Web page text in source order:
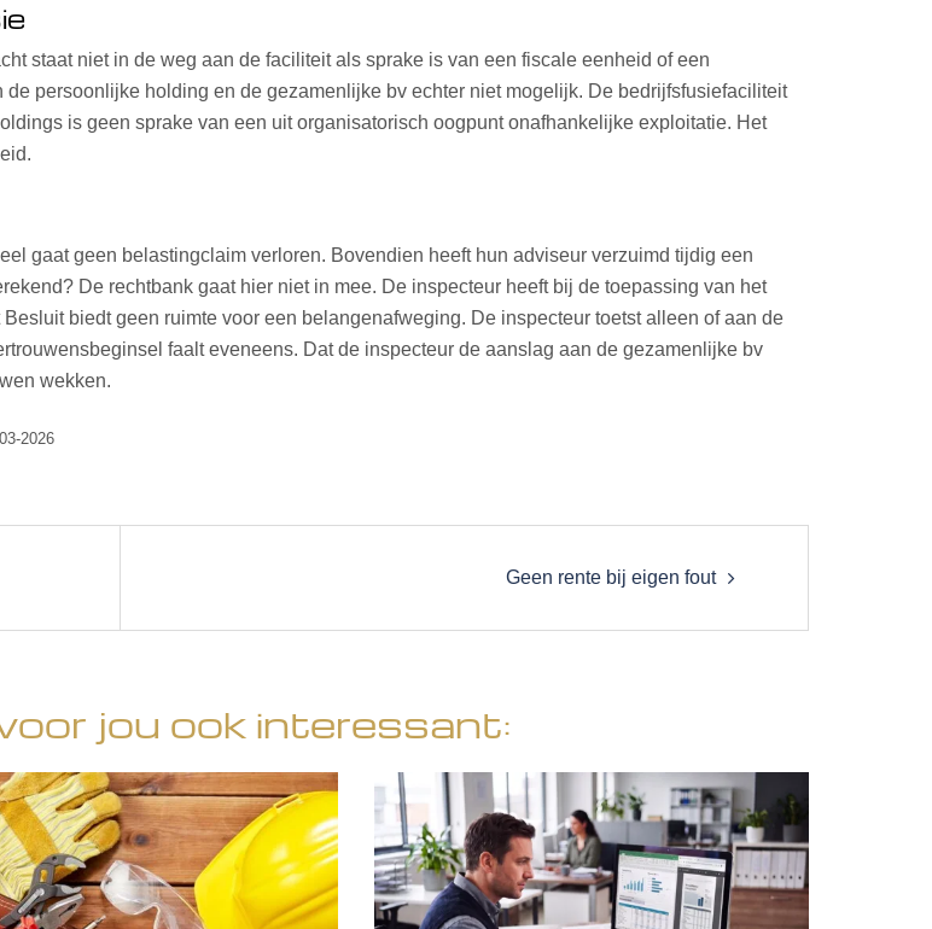
staat niet in de weg aan de faciliteit als sprake is van een fiscale eenheid of een
persoonlijke holding en de gezamenlijke bv echter niet mogelijk. De bedrijfsfusiefaciliteit
is geen sprake van een uit organisatorisch oogpunt onafhankelijke exploitatie. Het
gaat geen belastingclaim verloren. Bovendien heeft hun adviseur verzuimd tijdig een
De rechtbank gaat hier niet in mee. De inspecteur heeft bij de toepassing van het
biedt geen ruimte voor een belangenafweging. De inspecteur toetst alleen of aan de
faalt eveneens. Dat de inspecteur de aanslag aan de gezamenlijke bv
wekken.
2026
Geen rente bij eigen fout
jou ook interessant: